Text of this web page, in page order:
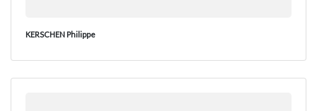
KERSCHEN Philippe